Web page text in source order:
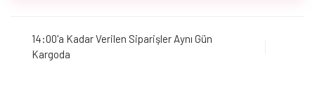
14:00'a Kadar Verilen Siparişler Aynı Gün
Kargoda